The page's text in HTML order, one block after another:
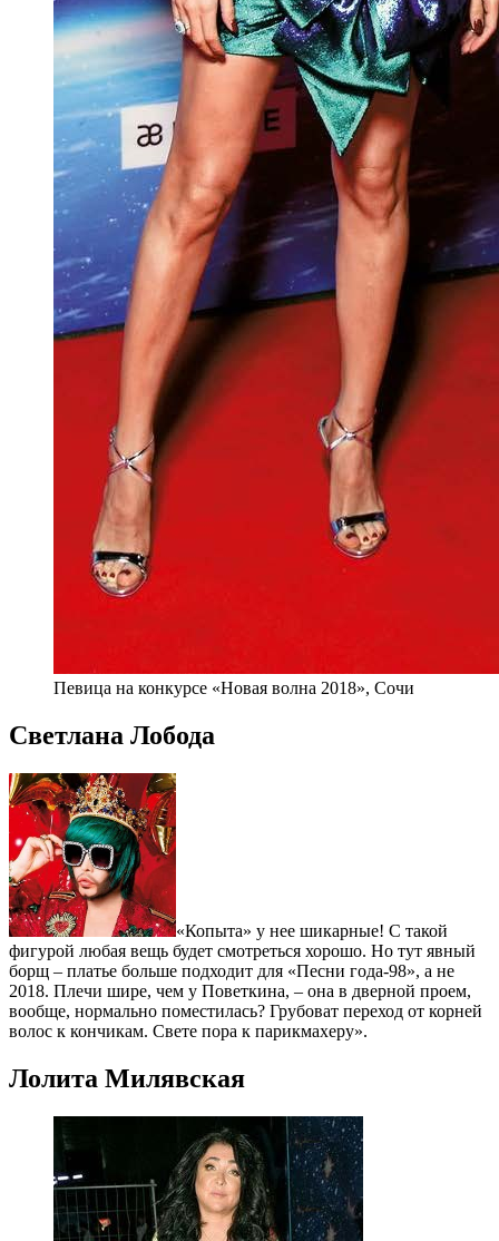
Певица на конкурсе «Новая волна 2018», Сочи
Светлана Лобода
«Копыта» у нее шикарные! С такой
фигурой любая вещь будет смотреться хорошо. Но тут явный
борщ – платье больше подходит для «Песни года-98», а не
2018. Плечи шире, чем у Поветкина, – она в дверной проем,
вообще, нормально поместилась? Грубоват переход от корней
волос к кончикам. Свете пора к парикмахеру».
Лолита Милявская